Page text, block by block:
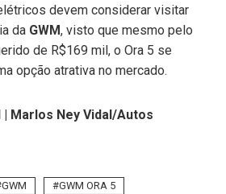
devem considerar visitar
da GWM, visto que mesmo pelo
de R$169 mil, o Ora 5 se
opção atrativa no mercado.
Marlos Ney Vidal/Autos
GWM
GWM ORA 5